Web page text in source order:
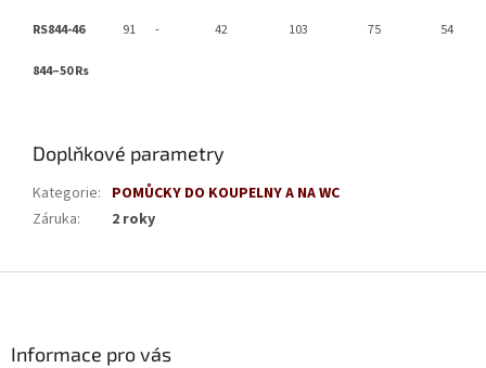
91 - 42 103 75 54
RS844-46
844–50 Rs
Doplňkové parametry
Kategorie: POMŮCKY DO KOUPELNY A NA WC
Záruka: 2 roky
Informace pro vás